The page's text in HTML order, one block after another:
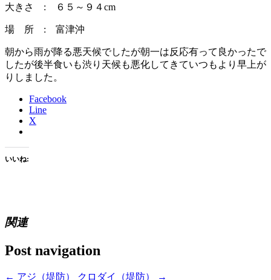
大きさ : ６５～９４cm
場 所 : 富津沖
朝から雨が降る悪天候でしたが朝一は反応有って良かったで
したが後半食いも渋り天候も悪化してきていつもより早上が
りしました。
Facebook
Line
X
いいね:
関連
Post navigation
← アジ（堤防） クロダイ（堤防）
→